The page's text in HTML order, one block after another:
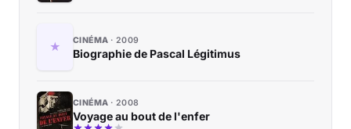
CINÉMA 2009
Biographie de Pascal Légitimus
CINÉMA 2008
Voyage au bout de l'enfer